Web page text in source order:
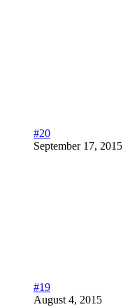
#20
September 17, 2015
#19
August 4, 2015